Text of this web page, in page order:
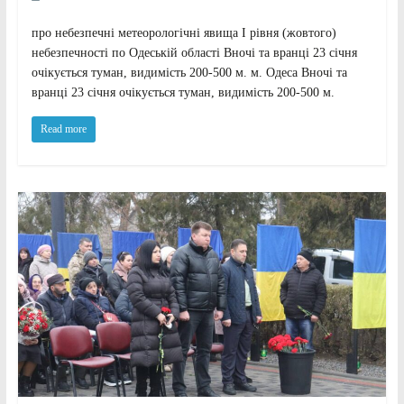
про небезпечні метеорологічні явища І рівня (жовтого)
небезпечності по Одеській області Вночі та вранці 23 січня
очікується туман, видимість 200-500 м. м. Одеса Вночі та
вранці 23 січня очікується туман, видимість 200-500 м.
Read more